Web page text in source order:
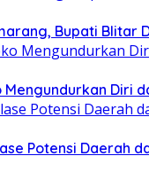
Bupati
Diri
Potensi Daerah